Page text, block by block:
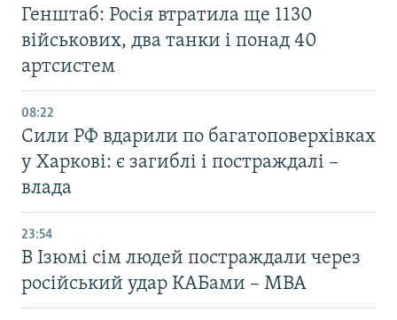
Генштаб: Росія втратила ще 1130
військових, два танки і понад 40
артсистем
08:22
Сили РФ вдарили по багатоповерхівках
у Харкові: є загиблі і постраждалі –
влада
23:54
В Ізюмі сім людей постраждали через
російський удар КАБами – МВА